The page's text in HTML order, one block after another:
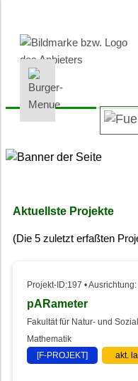
INFORMATIONEN | SUCHEN
Autoren/innenverzeichnis
Datenschutz
LOGIN
Aktuellste Projekte
(Die 5 zuletzt erfaßten
Projekt-ID:197 •
pARameter
Fakultät für Natur- und
Mathematik
[F-PROJEKT]
akt.